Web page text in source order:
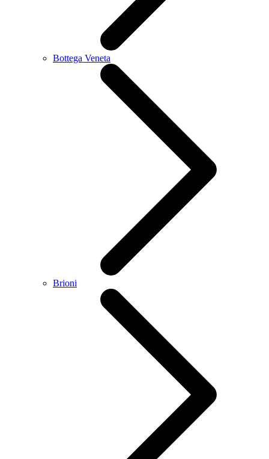
Bottega Veneta
Brioni